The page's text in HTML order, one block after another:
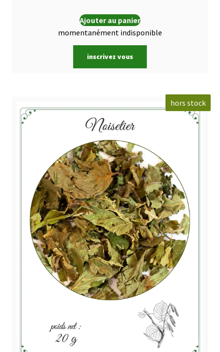
Ajouter au panier
momentanément indisponible
inscrivez vous
hors stock